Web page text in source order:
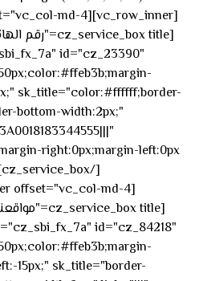
id="cz_23390"
sk_title="color:#ffffff;border-
bottom-width:2px;"
right:0px;margin-left:0px;"]
id="cz_84218"
15px;" sk_title="border-